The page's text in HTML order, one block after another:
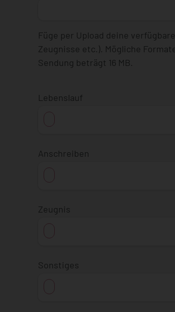
Füge per Upload deine
Zeugnisse etc.). Mögliche
Sendung beträgt 16 MB.
Lebenslauf
Anschreiben
Zeugnis
Sonstiges